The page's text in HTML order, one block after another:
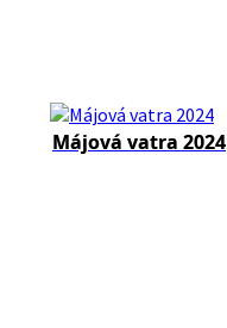
Májová vatra 2024